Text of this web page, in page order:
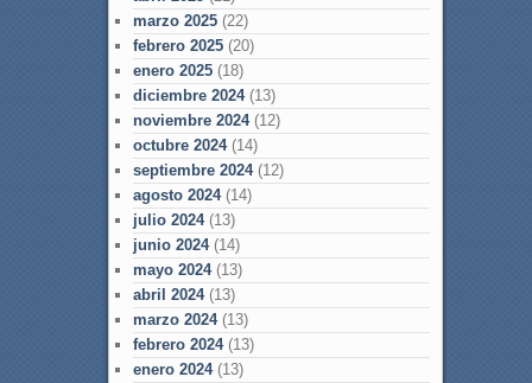
marzo 2025(22)
febrero 2025(20)
enero 2025(18)
diciembre 2024(13)
noviembre 2024(12)
octubre 2024(14)
septiembre 2024(12)
agosto 2024(14)
julio 2024(13)
junio 2024(14)
mayo 2024(13)
abril 2024(13)
marzo 2024(13)
febrero 2024(13)
enero 2024(13)